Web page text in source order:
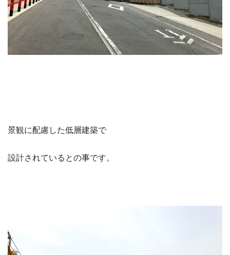
景観に配慮した低層建築で
設計されているとの事です。